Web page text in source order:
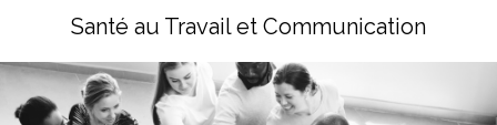
Santé au Travail et Communication